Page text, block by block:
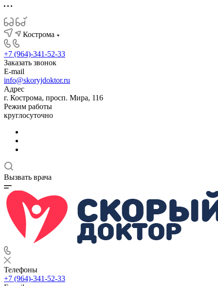
Кострома
+7 (964)-341-52-33
Заказать звонок
E-mail
info@skoryjdoktor.ru
Адрес
г. Кострома, просп. Мира, 116
Режим работы
круглосуточно
Вызвать врача
Телефоны
+7 (964)-341-52-33